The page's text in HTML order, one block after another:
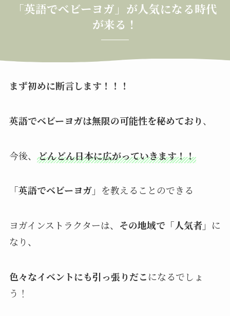
「英語でべビーヨガ」が人気になる時代
が来る！
まず初めに断言します！！！
英語でベビーヨガは無限の可能性を秘めており、
今後、 どんどん日本に広がっていきます！！
「英語でベビーヨガ」 を教えることのできる
ヨガインストラクターは、 その地域で「人気者」 に
なり、
色々なイベントにも引っ張りだこになるでしょ
う！